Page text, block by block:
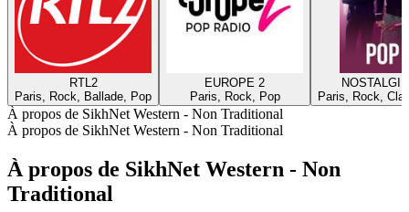
RTL2
Paris, Rock, Ballade, Pop
EUROPE 2
Paris, Rock, Pop
Paris, Rock,
À propos de SikhNet Western - Non Traditional
À propos de SikhNet Western - Non Traditional
À propos de SikhNet Western - Non
Traditional